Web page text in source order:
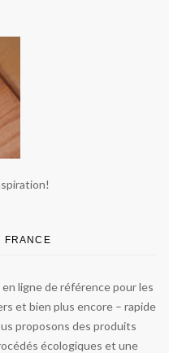
FRANCE
ligne de référence pour les
et bien plus encore – rapide
proposons des produits
écologiques et une